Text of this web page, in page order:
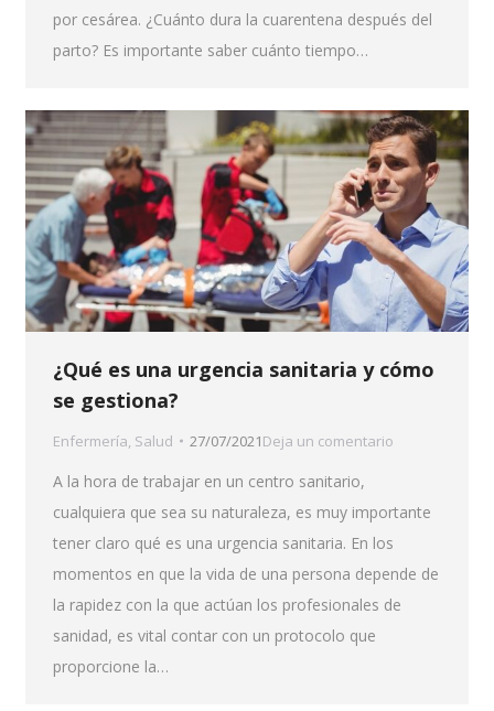
por cesárea. ¿Cuánto dura la cuarentena después del
parto? Es importante saber cuánto tiempo…
¿Qué es una urgencia sanitaria y cómo
se gestiona?
Enfermería, Salud 27/07/2021Deja un comentario
A la hora de trabajar en un centro sanitario,
cualquiera que sea su naturaleza, es muy importante
tener claro qué es una urgencia sanitaria. En los
momentos en que la vida de una persona depende de
la rapidez con la que actúan los profesionales de
sanidad, es vital contar con un protocolo que
proporcione la…